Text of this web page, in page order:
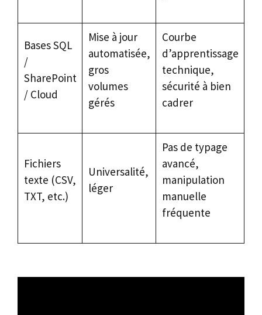
Bases SQL
/
SharePoint
/ Cloud
Mise à jour
automatisée,
gros
volumes
gérés
Courbe
d’apprentissage
technique,
sécurité à bien
cadrer
Fichiers
texte (CSV,
TXT, etc.)
Universalité,
léger
Pas de typage
avancé,
manipulation
manuelle
fréquente